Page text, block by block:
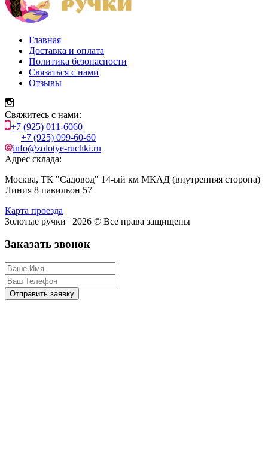
Главная
Доставка и оплата
Политика безопасности
Связаться с нами
Отзывы
Свяжитесь с нами:
+7 (925) 011-6060
+7 (925) 099-60-60
info@zolotye-ruchki.ru
Адрес склада:
Москва, ТК "Садовод" 14-ый км МКАД (внутренняя сторона)
Линия 8 павильон 57
Карта проезда
Золотые ручки | 2026 © Все права защищены
Заказать звонок
Отправить заявку